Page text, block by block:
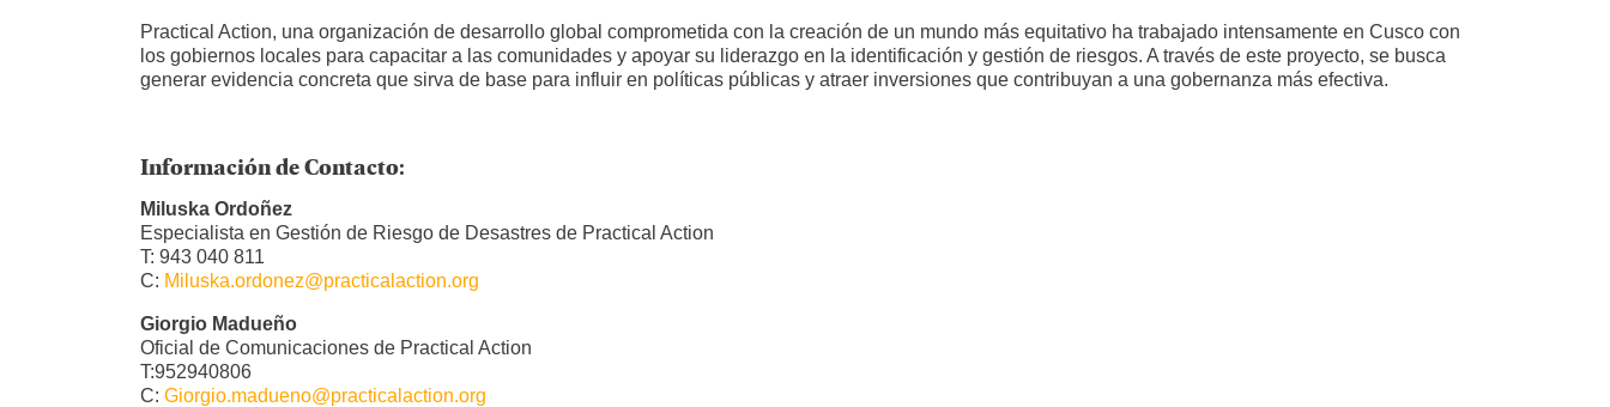
Practical Action, una organización de desarrollo global comprometida con la creación de un mundo más equitativo ha trabajado intensamente en Cusco con
los gobiernos locales para capacitar a las comunidades y apoyar su liderazgo en la identificación y gestión de riesgos. A través de este proyecto, se busca
generar evidencia concreta que sirva de base para influir en políticas públicas y atraer inversiones que contribuyan a una gobernanza más efectiva.
Información de Contacto:
Miluska Ordoñez
Especialista en Gestión de Riesgo de Desastres de Practical Action
T: 943 040 811
C: Miluska.ordonez@practicalaction.org
Giorgio Madueño
Oficial de Comunicaciones de Practical Action
T:952940806
C: Giorgio.madueno@practicalaction.org